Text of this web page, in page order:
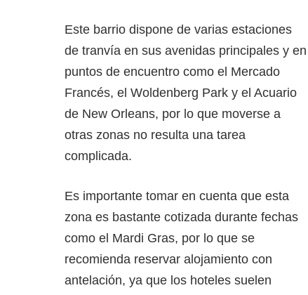
Este barrio dispone de varias estaciones
de tranvía en sus avenidas principales y en
puntos de encuentro como el Mercado
Francés, el Woldenberg Park y el Acuario
de New Orleans, por lo que moverse a
otras zonas no resulta una tarea
complicada.
Es importante tomar en cuenta que esta
zona es bastante cotizada durante fechas
como el Mardi Gras, por lo que se
recomienda reservar alojamiento con
antelación, ya que los hoteles suelen